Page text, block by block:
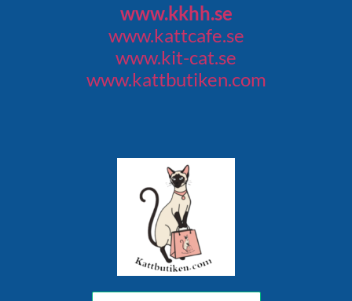
www.kkhh.se
www.kattcafe.se
www.kit-cat.se
www.kattbutiken.com